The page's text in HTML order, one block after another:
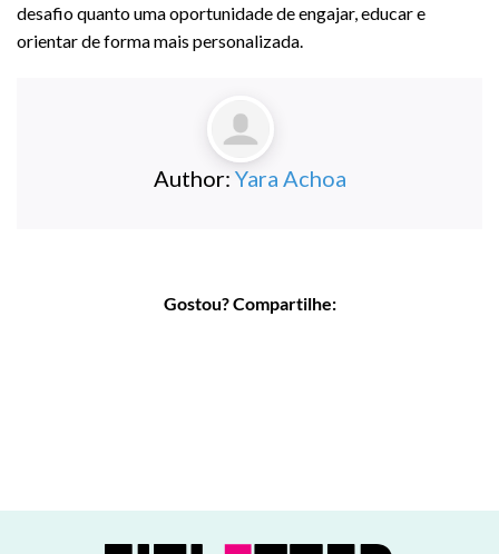
desafio quanto uma oportunidade de engajar, educar e
orientar de forma mais personalizada.
Author: Yara Achoa
Gostou? Compartilhe: